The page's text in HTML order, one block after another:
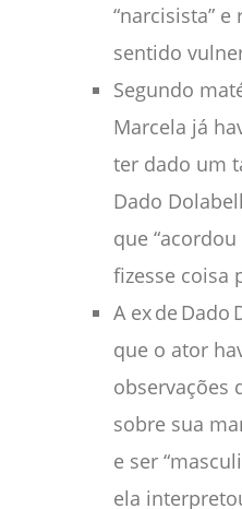
“narcisista”
sentido
Segundo
Marcela já
ter dado um
Dado
que
fizesse coisa
A ex de Dado
que o ator
observações
sobre sua
e ser
ela